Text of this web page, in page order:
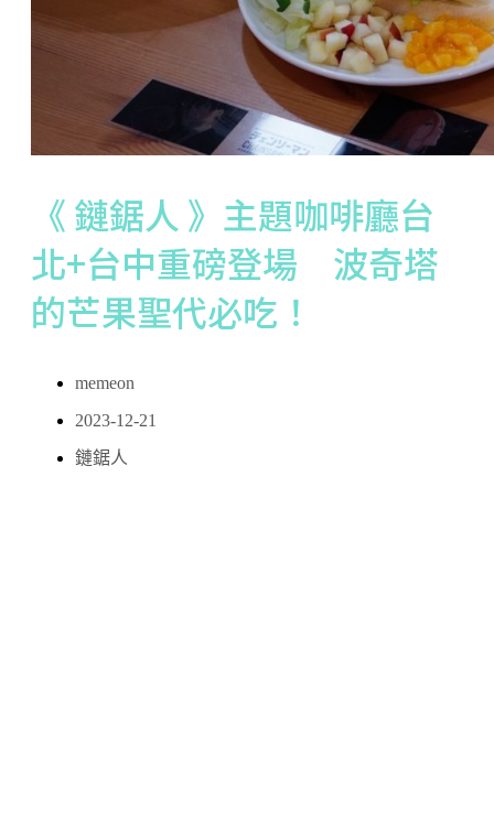
《 鏈鋸人 》主題咖啡廳台
北+台中重磅登場 波奇塔
的芒果聖代必吃！
memeon
2023-12-21
鏈鋸人